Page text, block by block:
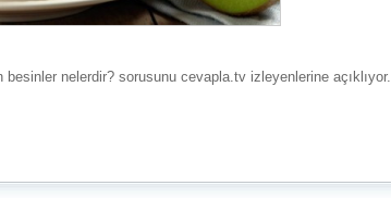
nelerdir? sorusunu cevapla.tv izleyenlerine açıklıyor.